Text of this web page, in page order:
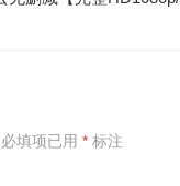
必填项已用 * 标注